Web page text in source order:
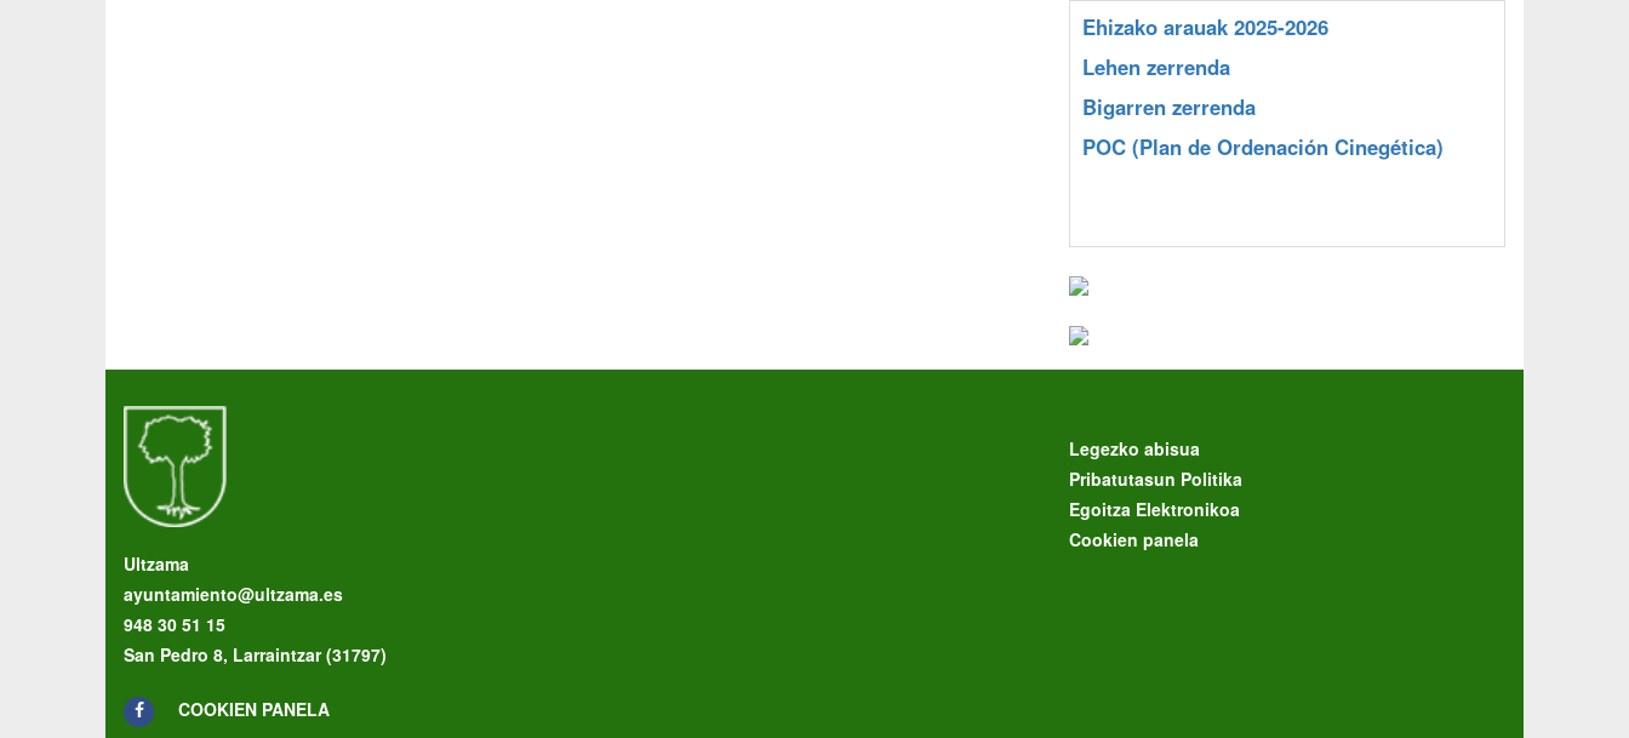
Ehizako arauak 2025-2026
Lehen zerrenda
Bigarren zerrenda
POC (Plan de Ordenación Cinegética)
Ultzama
ayuntamiento@ultzama.es
948 30 51 15
San Pedro 8, Larraintzar (31797)
COOKIEN PANELA
Legezko abisua
Pribatutasun Politika
Egoitza Elektronikoa
Cookien panela